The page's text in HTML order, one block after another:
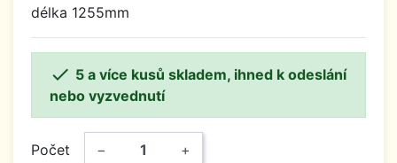
délka 1255mm
 5 a více kusů skladem, ihned k odeslání
nebo vyzvednutí
Počet − +